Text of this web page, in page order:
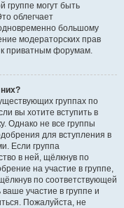
группе могут быть
облегчает
большому
модераторских прав
к приватным форумам.
группах по
вы хотите вступить в
Однако не все группы
для вступления в
Если группа
в ней, щёлкнув по
на участие в группе,
по соответствующей
участие в группе и
Пожалуйста, не